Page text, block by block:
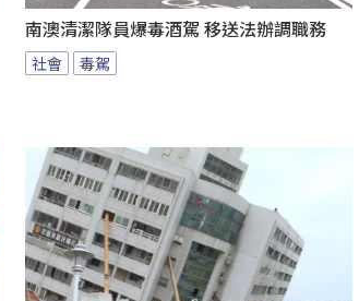
南澳清潔隊員爆毒酒駕 移送法辦調職務
社會 毒駕